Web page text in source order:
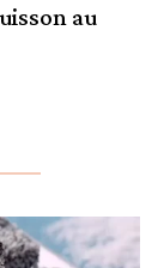
au